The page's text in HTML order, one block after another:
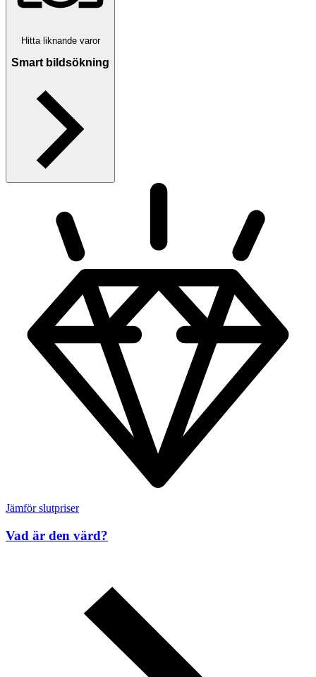
Hitta liknande varor
Smart bildsökning
Jämför slutpriser
Vad är den värd?